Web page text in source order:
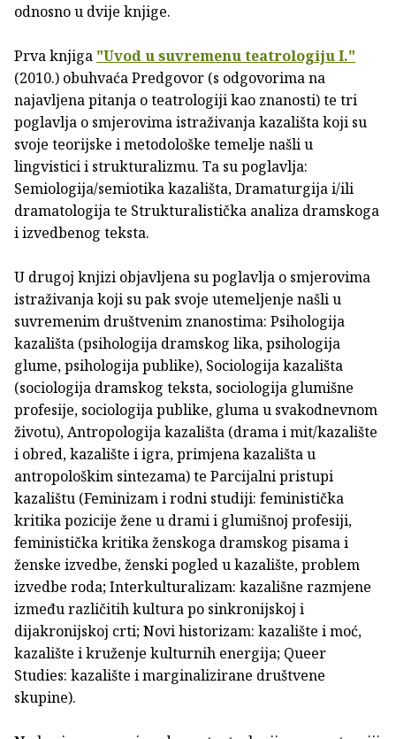
odnosno u dvije knjige.
Prva knjiga "Uvod u suvremenu teatrologiju I."
(2010.) obuhvaća Predgovor (s odgovorima na
najavljena pitanja o teatrologiji kao znanosti) te tri
poglavlja o smjerovima istraživanja kazališta koji su
svoje teorijske i metodološke temelje našli u
lingvistici i strukturalizmu. Ta su poglavlja:
Semiologija/semiotika kazališta, Dramaturgija i/ili
dramatologija te Strukturalistička analiza dramskoga
i izvedbenog teksta.
U drugoj knjizi objavljena su poglavlja o smjerovima
istraživanja koji su pak svoje utemeljenje našli u
suvremenim društvenim znanostima: Psihologija
kazališta (psihologija dramskog lika, psihologija
glume, psihologija publike), Sociologija kazališta
(sociologija dramskog teksta, sociologija glumišne
profesije, sociologija publike, gluma u svakodnevnom
životu), Antropologija kazališta (drama i mit/kazalište
i obred, kazalište i igra, primjena kazališta u
antropološkim sintezama) te Parcijalni pristupi
kazalištu (Feminizam i rodni studiji: feministička
kritika pozicije žene u drami i glumišnoj profesiji,
feministička kritika ženskoga dramskog pisama i
ženske izvedbe, ženski pogled u kazalište, problem
izvedbe roda; Interkulturalizam: kazališne razmjene
između različitih kultura po sinkronijskoj i
dijakronijskoj crti; Novi historizam: kazalište i moć,
kazalište i kruženje kulturnih energija; Queer
Studies: kazalište i marginalizirane društvene
skupine).